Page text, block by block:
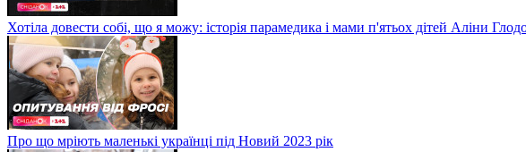
Хотіла довести собі, що я можу: історія парамедика і мами п'ятьох дітей Аліни
Про що мріють маленькі українці під Новий 2023 рік